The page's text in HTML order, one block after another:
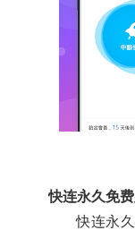
快连永久免
快连永久